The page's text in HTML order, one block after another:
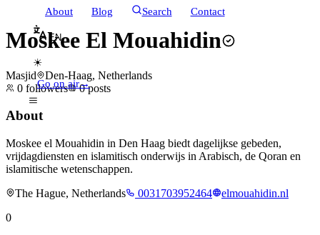
About
Blog Search Contact
EN
☀
Go on air→
Moskee El Mouahidin
Masjid
Den-Haag, Netherlands
0 followers 0 posts
About
Moskee el Mouahidin in Den Haag biedt dagelijkse gebeden,
vrijdagdiensten en islamitisch onderwijs in Arabisch, de Qoran en
islamitische wetenschappen.
The Hague, Netherlands
0031703952464
elmouahidin.nl
0